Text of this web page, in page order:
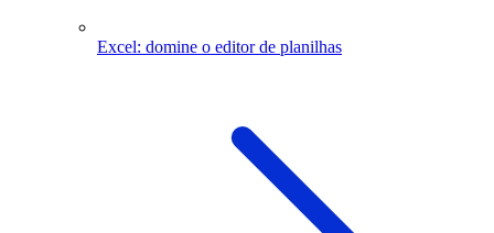
Excel: domine o editor de planilhas